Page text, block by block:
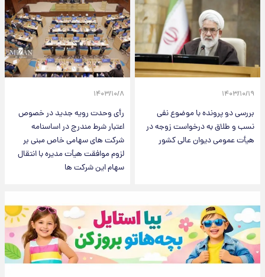
۱۴۰۳/۱۰/۱۹
بررسی دو پرونده با موضوع نفی
نسب و طلاق به درخواست زوجه در
هیأت عمومی دیوان عالی کشور
۱۴۰۳/۱۰/۸
رأی وحدت رویه جدید در خصوص
اعتبار شرط مندرج در اساسنامه
شرکت های سهامی خاص مبنی بر
لزوم موافقت هیأت مدیره با انتقال
سهام این شرکت ها